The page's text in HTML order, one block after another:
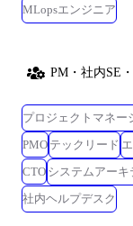
MLopsエンジニア
PM・社内SE
プロジェクトマネー
PMO テックリード
CTO システムアーキ
社内ヘルプデスク